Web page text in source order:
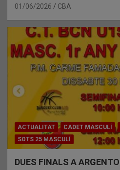
01/06/2026 CBA
ACTUALITAT CADET MASCULÍ
SOTS 25 MASCULÍ
DUES FINALS A